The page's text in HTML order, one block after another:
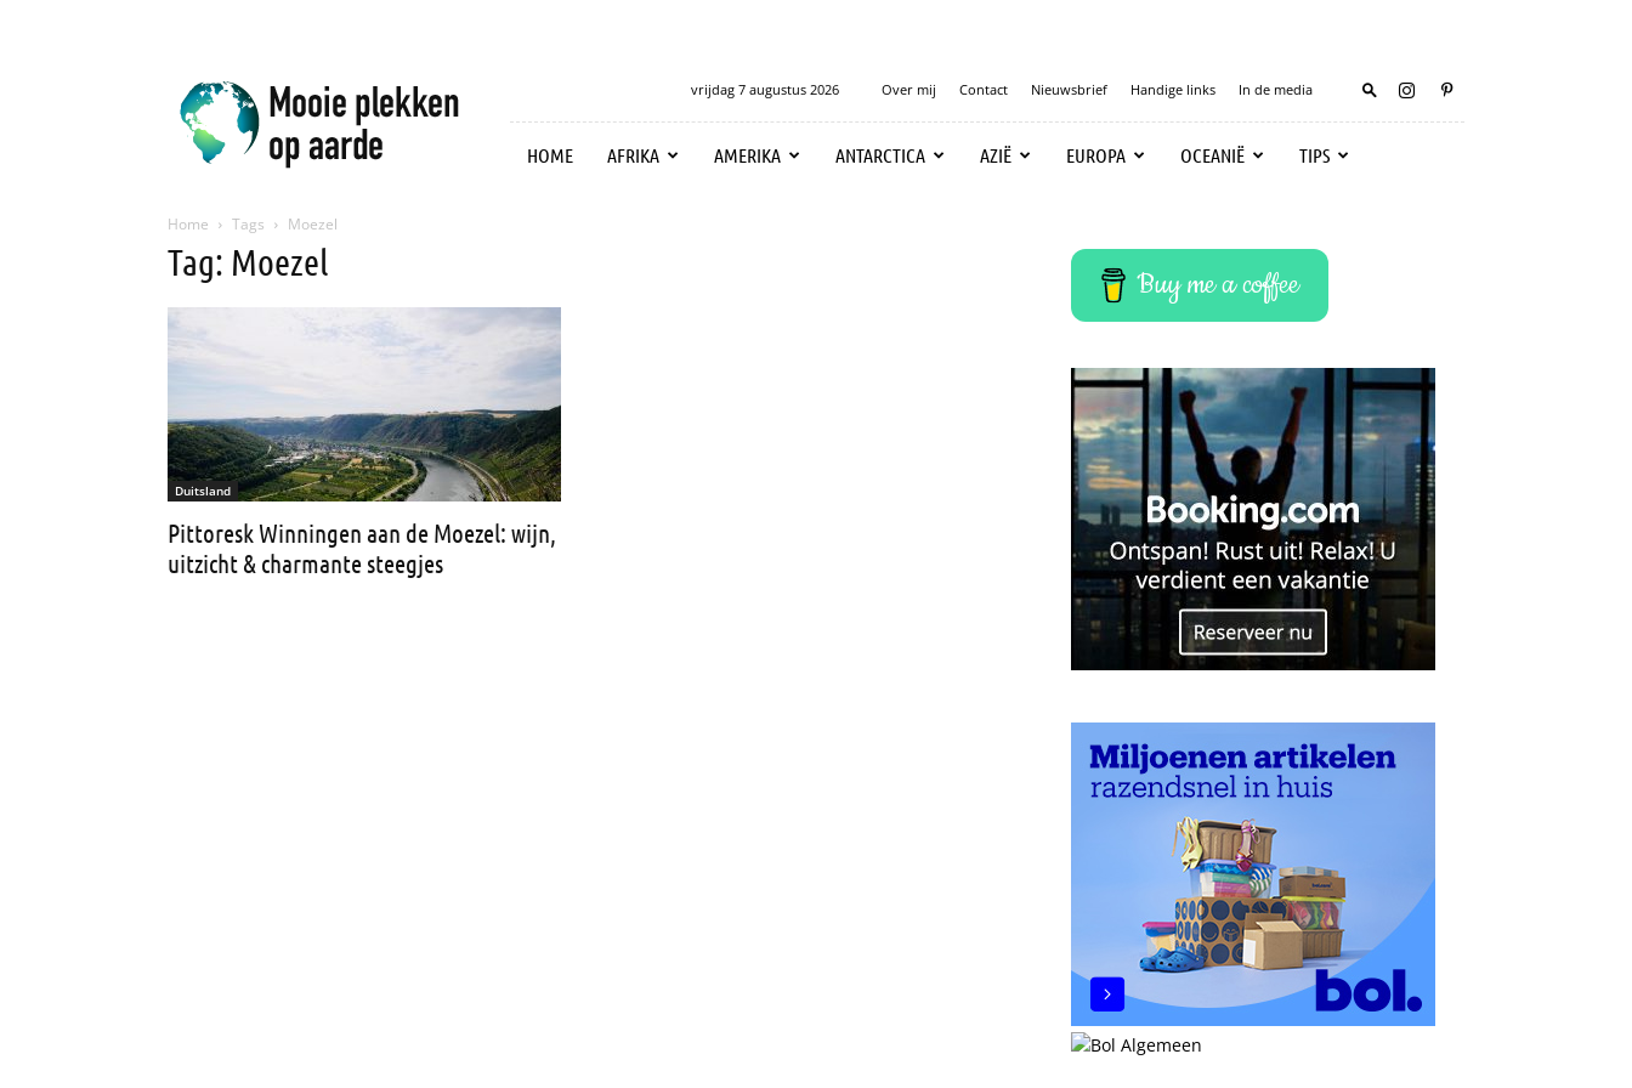
Mooie
plekken
op
aarde
vrijdag 7 augustus 2026 Over mij Contact Nieuwsbrief Handige links In de media
HOME AFRIKA AMERIKA ANTARCTICA AZIË EUROPA OCEANIË TIPS
Home Tags Moezel
Tag: Moezel
Duitsland
Pittoresk Winningen aan de Moezel: wijn,
uitzicht & charmante steegjes
Buy me a coffee